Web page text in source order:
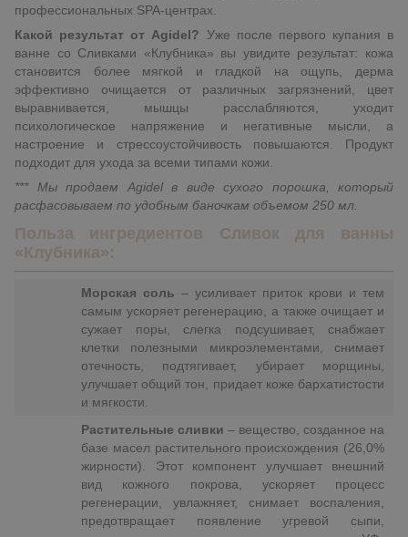
профессиональных SPA-центрах.
Какой результат от Agidel? Уже после первого купания в
ванне со Сливками «Клубника» вы увидите результат: кожа
становится более мягкой и гладкой на ощупь, дерма
эффективно очищается от различных загрязнений, цвет
выравнивается, мышцы расслабляются, уходит
психологическое напряжение и негативные мысли, а
настроение и стрессоустойчивость повышаются. Продукт
подходит для ухода за всеми типами кожи.
*** Мы продаем Agidel в виде сухого порошка, который
расфасовываем по удобным баночкам объемом 250 мл.
Польза ингредиентов Сливок для ванны
«Клубника»:
Морская соль – усиливает приток крови и тем
самым ускоряет регенерацию, а также очищает и
сужает поры, слегка подсушивает, снабжает
клетки полезными микроэлементами, снимает
отечность, подтягивает, убирает морщины,
улучшает общий тон, придает коже бархатистости
и мягкости.
Растительные сливки – вещество, созданное на
базе масел растительного происхождения (26,0%
жирности). Этот компонент улучшает внешний
вид кожного покрова, ускоряет процесс
регенерации, увлажняет, снимает воспаления,
предотвращает появление угревой сыпи,